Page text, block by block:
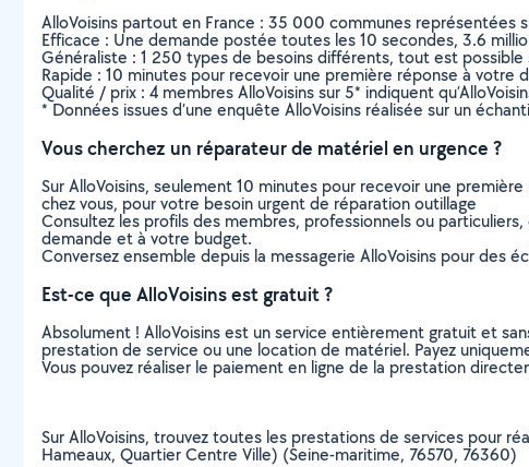
AlloVoisins partout en France : 35 000 communes représentées
Efficace : Une demande postée toutes les 10 secondes, 3.6
Généraliste : 1 250 types de besoins différents, tout est possible
Rapide : 10 minutes pour recevoir une première réponse à votre
Qualité / prix : 4 membres AlloVoisins sur 5* indiquent
* Données issues d’une enquête AlloVoisins réalisée sur un
Vous cherchez un réparateur de matériel en urgence ?
Sur AlloVoisins, seulement 10 minutes pour recevoir une
chez vous, pour votre besoin urgent de réparation outillage
Consultez les profils des membres, professionnels ou
demande et à votre budget.
Conversez ensemble depuis la messagerie AlloVoisins pour des
Est-ce que AlloVoisins est gratuit ?
Absolument ! AlloVoisins est un service entièrement gratuit et
prestation de service ou une location de matériel. Payez
Vous pouvez réaliser le paiement en ligne de la prestation
Sur AlloVoisins, trouvez toutes les prestations de services pour
Hameaux, Quartier Centre Ville) (Seine-maritime, 76570, 76360)